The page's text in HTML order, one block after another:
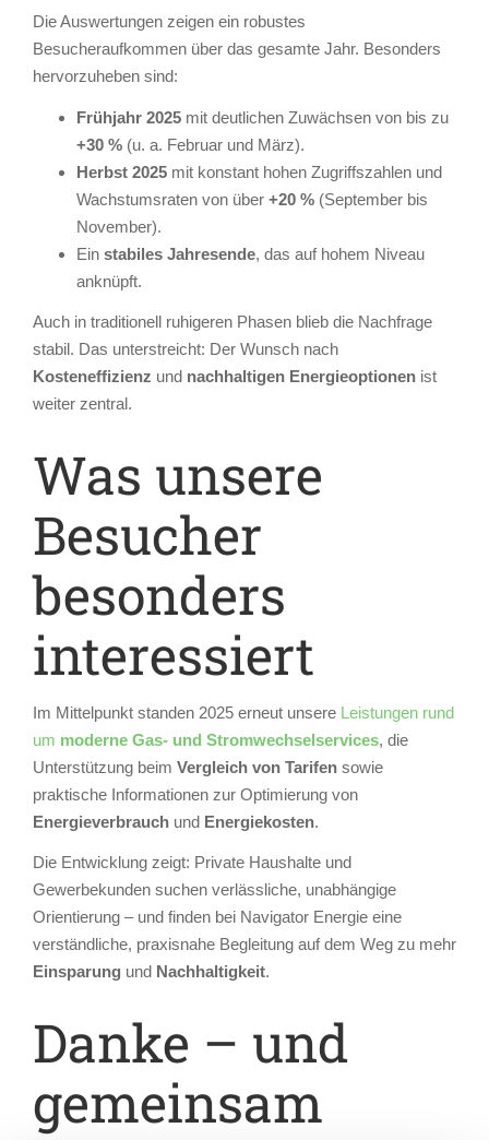
Die Auswertungen zeigen ein robustes
Besucheraufkommen über das gesamte Jahr. Besonders
hervorzuheben sind:
Frühjahr 2025 mit deutlichen Zuwächsen von bis zu
+30 % (u. a. Februar und März).
Herbst 2025 mit konstant hohen Zugriffszahlen und
Wachstumsraten von über +20 % (September bis
November).
Ein stabiles Jahresende, das auf hohem Niveau
anknüpft.
Auch in traditionell ruhigeren Phasen blieb die Nachfrage
stabil. Das unterstreicht: Der Wunsch nach
Kosteneffizienz und nachhaltigen Energieoptionen ist
weiter zentral.
Was unsere
Besucher
besonders
interessiert
Im Mittelpunkt standen 2025 erneut unsere Leistungen rund
um moderne Gas- und Stromwechselservices, die
Unterstützung beim Vergleich von Tarifen sowie
praktische Informationen zur Optimierung von
Energieverbrauch und Energiekosten.
Die Entwicklung zeigt: Private Haushalte und
Gewerbekunden suchen verlässliche, unabhängige
Orientierung – und finden bei Navigator Energie eine
verständliche, praxisnahe Begleitung auf dem Weg zu mehr
Einsparung und Nachhaltigkeit.
Danke – und
gemeinsam